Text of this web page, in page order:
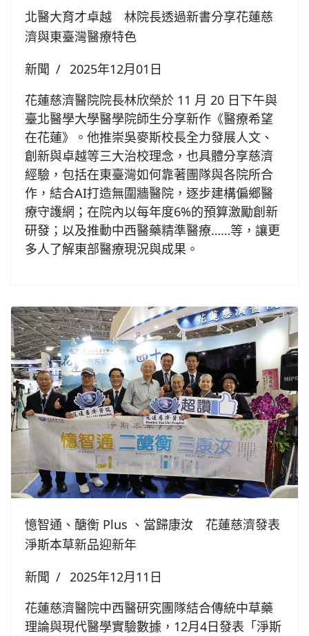
北醫大育才卓越 林院長透過新書分享花蓮慈
濟與東臺灣醫療特色
新聞
2025年12月01日
花蓮慈濟醫院院長林欣榮於 11 月 20 日下午與
臺北醫學大學醫學院師生分享新作《醫療希望
在花蓮》。他推崇吳麥斯校長全力發展人文、
創新與卓越等三大治校理念，也具體分享慈濟
經驗，包括在東臺灣如何靠著團隊與各院所合
作，結合AI打造無圍牆醫院，逐步建構偏鄉醫
療守護網；在院內以每年度6%的預算激勵創新
研發；以及推動中西醫藥精準醫療……等，讓更
多人了解東部醫療現況與成果。
憶智通、醣衡 Plus 、當歸康汝 花蓮慈濟發表
淨斯本草新品迎新年
新聞
2025年12月11日
花蓮慈濟醫院中西醫研究團隊結合傳統中草藥
理論與現代醫學實驗數據，12月4日發表「淨斯